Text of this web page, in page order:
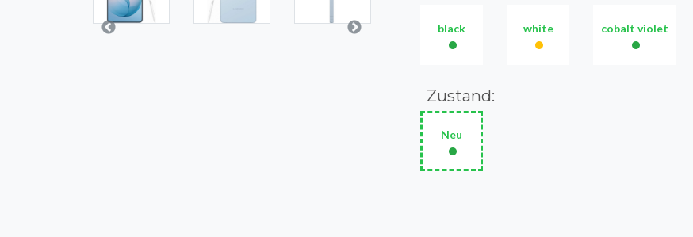
black
•
white
•
cobalt violet
•
Zustand:
Neu
•